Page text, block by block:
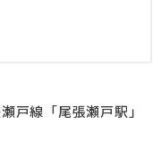
戸線「尾張瀬戸駅」